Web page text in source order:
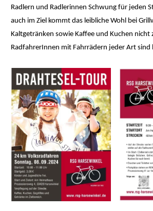
Radlern und Radlerinnen Schwung für jeden
auch im Ziel kommt das leibliche Wohl bei
Kaltgetränken sowie Kaffee und Kuchen nicht
RadfahrerInnen mit Fahrrädern jeder Art sind